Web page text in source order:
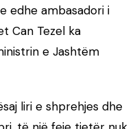
edhe ambasadori i
Can Tezel ka
e Jashtëm
liri e shprehjes dhe